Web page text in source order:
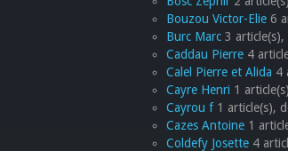
Bouzou Victor-Elie 6
Burc Marc 3
Caddau Pierre 4
Calel Pierre et Alida 4
Cayre Henri 1
Cayrou f1 article(s),
Cazes Antoine 1
Coldefy Josette 4